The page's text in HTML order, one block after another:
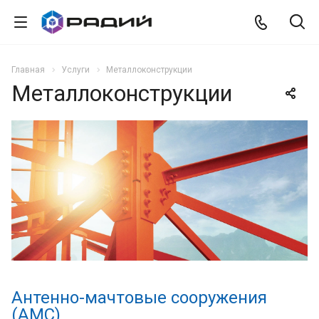
Главная Услуги Металлоконструкции
Металлоконструкции
Антенно-мачтовые сооружения
(АМС)